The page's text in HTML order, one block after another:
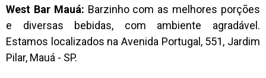
West Bar Mauá: Barzinho com as melhores porções
e diversas bebidas, com ambiente agradável.
Estamos localizados na Avenida Portugal, 551, Jardim
Pilar, Mauá - SP.